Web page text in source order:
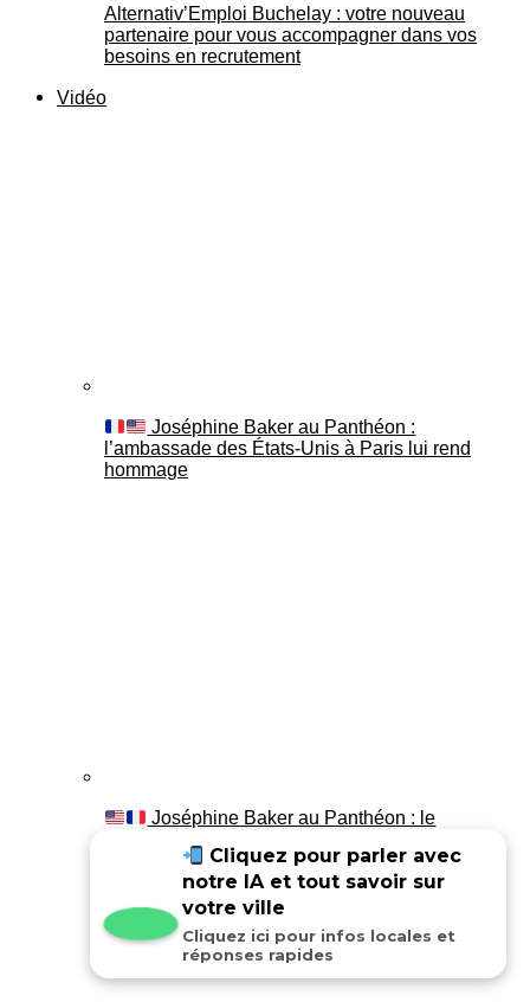
Alternativ’Emploi Buchelay : votre nouveau
partenaire pour vous accompagner dans vos
besoins en recrutement
Vidéo
Joséphine Baker au Panthéon :
l’ambassade des États-Unis à Paris lui rend
hommage
Joséphine Baker au Panthéon : le
Cliquez pour parler avec
notre IA et tout savoir sur
votre ville
Cliquez ici pour infos locales et
réponses rapides